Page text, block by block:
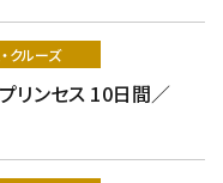
クルーズ
リンセス 10日間／